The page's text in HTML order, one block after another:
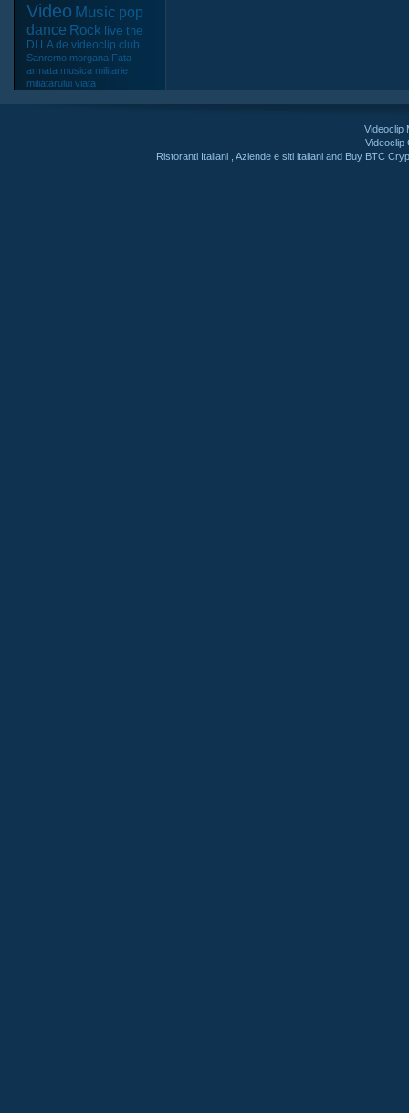
Video Music pop
dance Rock live the
DI LA de videoclip club
Sanremo morgana Fata
armata musica militarie
miliatarului viata
Videoclip
Videoclip
Ristoranti Italiani ,Aziende e siti italiani and Buy BTC